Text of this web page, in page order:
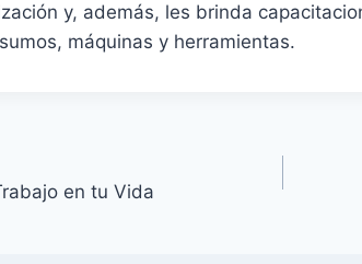
y, además, les brinda
máquinas y herramientas.
en tu Vida